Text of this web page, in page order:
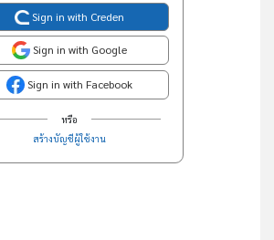
Sign in with Creden
Sign in with Google
Sign in with Facebook
หรือ
สร้างบัญชีผู้ใช้งาน